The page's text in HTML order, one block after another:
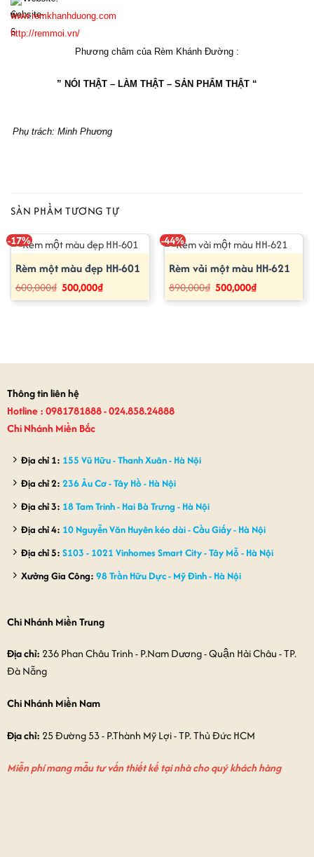
www.remkhanhduong.com
http://remmoi.vn/
Phương châm của Rèm Khánh Đường :
” NÓI THẬT – LÀM THẬT – SẢN PHẨM THẬT “
Phụ trách: Minh Phương
SẢN PHẨM TƯƠNG TỰ
-17%
Rèm một màu đẹp HH-601
600,000₫ Giá
gốc
là:
500,000₫Giá
hiện
tại
-44%
Rèm vải một màu HH-621
890,000₫ Giá
gốc
là:
500,000₫Giá
hiện
tại
Thông tin liên hệ
Hotline : 0981781888 - 024.858.24888
Chi Nhánh Miền Bắc
Địa chỉ 1: 155 Vũ Hữu - Thanh Xuân - Hà Nội
Địa chỉ 2: 236 Âu Cơ - Tây Hồ - Hà Nội
Địa chỉ 3: 18 Tam Trinh - Hai Bà Trưng - Hà Nội
Địa chỉ 4: 10 Nguyễn Văn Huyên kéo dài - Cầu Giấy - Hà Nội
Địa chỉ 5: S103 - 1021 Vinhomes Smart City - Tây Mỗ - Hà Nội
Xưởng Gia Công: 98 Trần Hữu Dực - Mỹ Đình - Hà Nội
Chi Nhánh Miền Trung
Địa chỉ: 236 Phan Châu Trinh - P.Nam Dương - Quận Hải Châu - TP.
Đà Nẵng
Chi Nhánh Miền Nam
Địa chỉ: 25 Đường 53 - P.Thành Mỹ Lợi - TP. Thủ Đức HCM
Miễn phí mang mẫu tư vấn thiết kế tại nhà cho quý khách hàng